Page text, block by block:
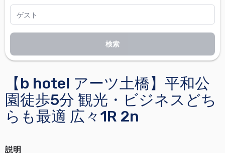
【b hotel アーツ土橋】平和公
園徒歩5分 観光・ビジネスどち
らも最適 広々1R 2n
説明
検索